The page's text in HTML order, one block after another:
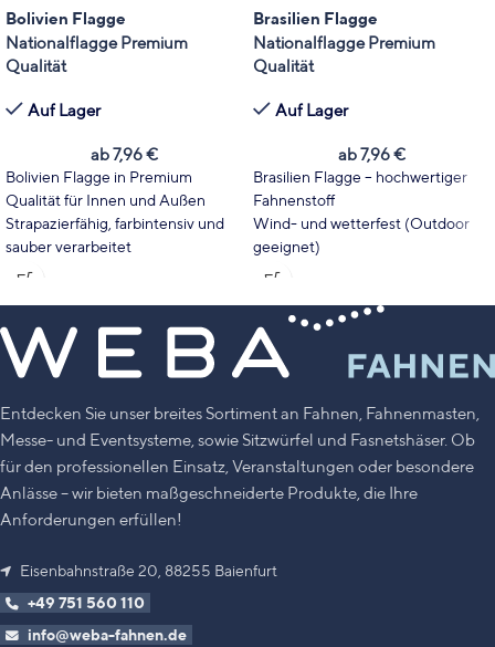
Bolivien Flagge
Nationalflagge Premium
Qualität
Auf Lager
ab7,96€
Bolivien Flagge in Premium
Qualität für Innen und Außen
Strapazierfähig, farbintensiv und
sauber verarbeitet
Wählen Sie Format und Größe
Leuchtende Farben mit hoher
UV-Stabilität
Brasilien Flagge
Nationalflagge Premium
Qualität
Auf Lager
ab7,96€
Brasilien Flagge – hochwertiger
Fahnenstoff
Wind- und wetterfest (Outdoor
geeignet)
Wählen Sie Fahnentyp und Größe
Leuchtende Farben mit hoher
UV-Stabilität
Made in Germany
Entdecken Sie unser breites Sortiment an Fahnen, Fahnenmasten,
Messe- und Eventsysteme, sowie Sitzwürfel und Fasnetshäser. Ob
für den professionellen Einsatz, Veranstaltungen oder besondere
Anlässe – wir bieten maßgeschneiderte Produkte, die Ihre
Anforderungen erfüllen!
Eisenbahnstraße 20, 88255 Baienfurt
+49 751 560 110
info@weba-fahnen.de